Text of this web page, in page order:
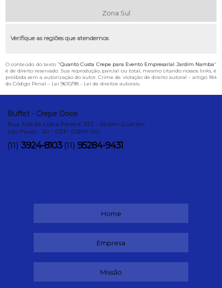
Zona Sul
Verifique as regiões que atendemos
O conteúdo do texto "Quanto Custa Crepe para Evento Empresarial Jardim Namba"
é de direito reservado. Sua reprodução, parcial ou total, mesmo citando nossos links, é
proibida sem a autorização do autor. Crime de violação de direito autoral – artigo 184
do Código Penal – Lei 9610/98 - Lei de direitos autorais.
Buffet - Crepe Doce
Rua José da Costa Pereira, 532 - Jardim Guarani
São Paulo - SP - CEP: 02851-130
(11) 3924-8103 (11) 95284-9431
Home
Empresa
Missão